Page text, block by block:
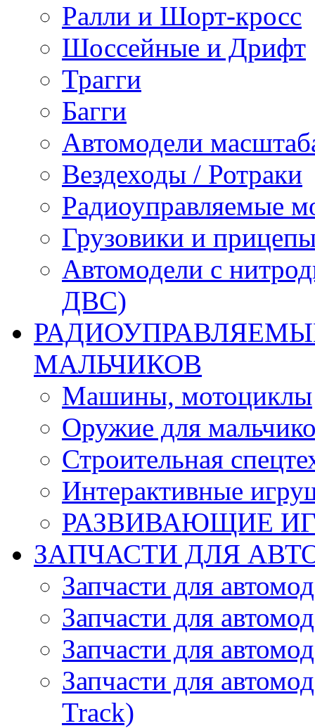
Ралли и Шорт-кросс
Шоссейные и Дрифт
Трагги
Багги
Автомодели
Вездеходы / Ротраки
Радиоуправляемые
Грузовики и
Автомодели с
ДВС)
МАЛЬЧИКОВ
Машины, мотоциклы
Оружие для
Строительная
Интерактивные
РАЗВИВАЮЩИЕ
ЗАПЧАСТИ ДЛЯ
Запчасти для
Запчасти для
Запчасти для
Запчасти для
Track)